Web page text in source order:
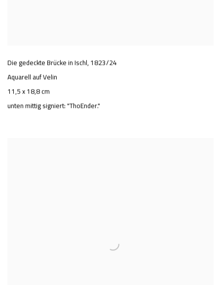
Die gedeckte Brücke in Ischl,1823/24
Aquarell auf Velin
11,5 x 18,8 cm
unten mittig signiert: "ThoEnder."